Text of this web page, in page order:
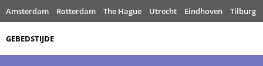
Amsterdam Rotterdam The Hague Utrecht Eindhoven Tilburg
GEBEDSTIJDE